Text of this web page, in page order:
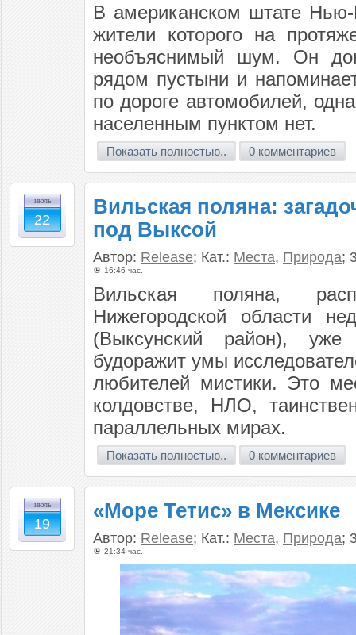
В американском штате Нью-
жители которого на
необъяснимый шум. Он
рядом пустыни и
по дороге автомобилей,
населенным пунктом нет.
Показать полностью.. 0 комментариев
июль
22
Вильская поляна:
под Выксой
Автор: Release; Кат.: Места, Природа;
16:46 час.
Вильская поляна,
Нижегородской области
(Выксунский район), уже
будоражит умы
любителей мистики. Это
колдовстве, НЛО,
параллельных мирах.
Показать полностью.. 0 комментариев
июль
19
«Море Тетис» в Мексике
Автор: Release; Кат.: Места, Природа;
21:34 час.